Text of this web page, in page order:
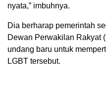
nyata,” imbuhnya.
Dia berharap pemerintah
Dewan Perwakilan Rakyat
undang baru untuk
LGBT tersebut.